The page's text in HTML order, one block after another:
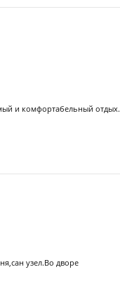
и комфортабельный отдых.
узел.Во дворе